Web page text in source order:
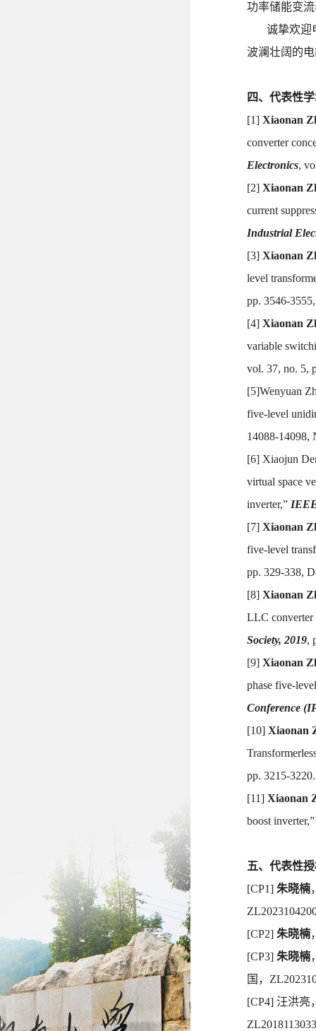
功率储能变
诚挚欢迎
波澜壮阔的
四、代表性
[1] Xiaonan
converter
Electronics,
[2] Xiaonan
current
Industrial
[3] Xiaonan
level
pp. 3546-
[4] Xiaonan
variable
vol. 37, no. 5,
[5]Wenyuan
five-level
14088-14098,
[6] Xiaojun
virtual space
inverter,”
[7] Xiaonan
five-level
pp. 329-338,
[8] Xiaonan
LLC converter
Society, 2019,
[9] Xiaonan
phase five-
Conference
[10] Xiaonan
pp. 3215-3220.
[11] Xiaonan
boost
五、代表性
[CP1] 朱晓楠
[CP2] 朱晓楠
[CP3] 朱晓楠
国，
[CP4] 汪洪亮